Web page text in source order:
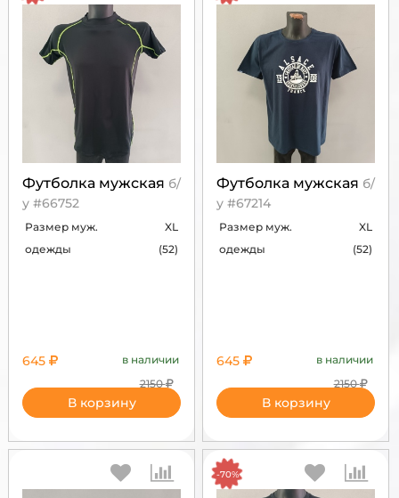
Футболка мужская б/
у #66752
Размер муж.
одежды
XL
(52)
645
в наличии
2150
В корзину
Футболка мужская б/
у #67214
Размер муж.
одежды
XL
(52)
645
в наличии
2150
В корзину
-70%